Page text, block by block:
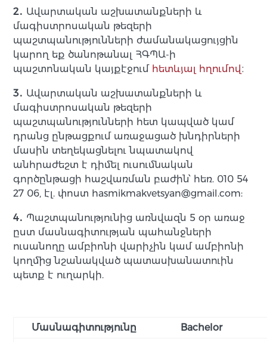
2․ Ավարտական աշխատանքների և
մագիստրոսական թեզերի
պաշտպանությունների ժամանակացույցին
կարող եք ծանոթանալ ՀԳՊԱ-ի
պաշտոնական կայքէջում հետևյալ հղումով ։
3․ Ավարտական աշխատանքների և
մագիստրոսական թեզերի
պաշտպանությունների հետ կապված կամ
դրանց ընթացքում առաջացած խնդիրների
մասին տեղեկացնելու նպատակով
անհրաժեշտ է դիմել ուսումնական
գործընթացի հաշվառման բաժին՝ հեռ. 010 54
27 06, էլ. փոստ hasmikmakvetsyan@gmail.com:
4․ Պաշտպանությունից առնվազն 5 օր առաջ
ըստ մասնագիտության պահանջների
ուսանողը ամբիոնի վարիչին կամ ամբիոնի
կողմից նշանակված պատասխանատուին
պետք է ուղարկի.
Մասնագիտությունը Bachelor